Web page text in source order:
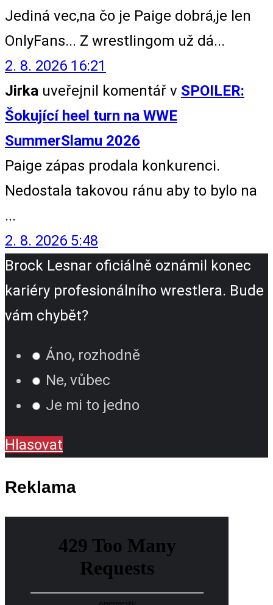
Jediná vec,na čo je Paige dobrá,je len
OnlyFans... Z wrestlingom už dá...
2. 8. 2026 16:21
Jirka uveřejnil komentář v SPOILER:
Šokující heel turn na WWE
SummerSlamu 2026
Paige zápas prodala konkurenci.
Nedostala takovou ránu aby to bylo na
...
2. 8. 2026 5:48
Brock Lesnar oficiálně oznámil konec
kariéry profesionálního wrestlera. Bude
vám chybět?
Áno, rozhodně
Ne, vůbec
Je mi to jedno
Hlasovat
Reklama